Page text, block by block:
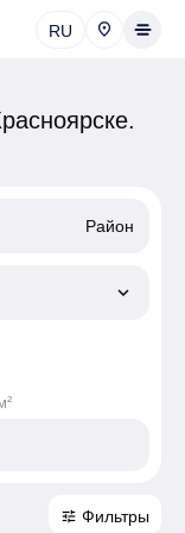
RU
Район
keyboard_arrow_down
tune Фильтры